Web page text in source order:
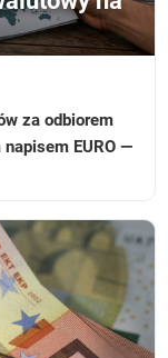
za odbiorem
EURO —